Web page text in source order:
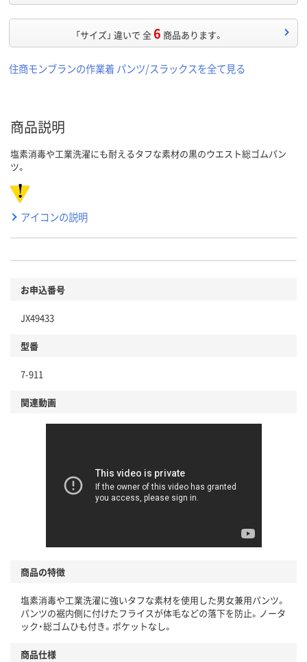
「サイズ」 違いで 全6 商品あります。
住商モンブランの作業着 パンツ/スラックスを全て見る
商品説明
塩素消毒や工業洗濯にも耐えるタフな素材の黒のウエスト総ゴムパン
ツ。
アイコンの説明
お申込番号
JX49433
型番
7-911
関連動画
商品の特徴
塩素消毒や工業洗濯に強いタフな素材を使用した男女兼用パンツ。
パンツの裾内側に付けたフライスが体毛などの落下を防止。ノータ
ック・総ゴムひも付き。ポケットなし。
商品仕様